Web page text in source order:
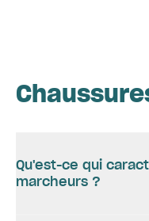
Qu'est-ce qui
marcheurs ?